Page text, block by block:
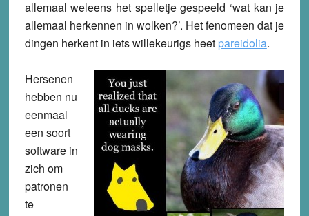
allemaal weleens het spelletje gespeeld ‘wat kan je
allemaal herkennen in wolken?’. Het fenomeen dat je
dingen herkent in iets willekeurigs heet pareidolia.
Hersenen
hebben nu
eenmaal
een soort
software in
zich om
patronen
te